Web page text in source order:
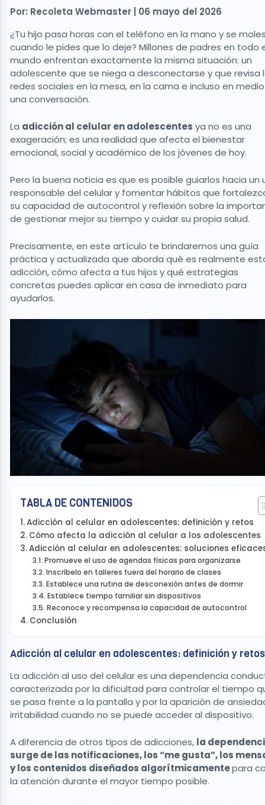
Por: Recoleta Webmaster | 06 mayo del 2026
¿Tu hijo pasa horas con el teléfono en la mano y se
cuando le pides que lo deje? Millones de padres en todo
mundo enfrentan exactamente la misma situación: un
adolescente que se niega a desconectarse y que revisa
redes sociales en la mesa, en la cama e incluso en
una conversación.
La adicción al celular en adolescentes ya no es una
exageración; es una realidad que afecta el bienestar
emocional, social y académico de los jóvenes de hoy.
Pero la buena noticia es que es posible guiarlos hacia un
responsable del celular y fomentar hábitos que
su capacidad de autocontrol y reflexión sobre la
de gestionar mejor su tiempo y cuidar su propia salud.
Precisamente, en este artículo te brindaremos una guía
práctica y actualizada que aborda qué es realmente
adicción, cómo afecta a tus hijos y qué estrategias
concretas puedes aplicar en casa de inmediato para
ayudarlos.
TABLA DE CONTENIDOS
Adicción al celular en adolescentes: definición y retos
Cómo afecta la adicción al celular a los adolescentes
Adicción al celular en adolescentes: soluciones
Promueve el uso de agendas físicas para organizarse
Inscríbelo en talleres fuera del horario de clases
Establece una rutina de desconexión antes de dormir
Establece tiempo familiar sin dispositivos
Reconoce y recompensa la capacidad de autocontrol
Conclusión
Adicción al celular en adolescentes: definición y
La adicción al uso del celular es una dependencia
caracterizada por la dificultad para controlar el tiempo
se pasa frente a la pantalla y por la aparición de
irritabilidad cuando no se puede acceder al dispositivo.
A diferencia de otros tipos de adicciones, la
surge de las notificaciones, los “me gusta”, los
y los contenidos diseñados algorítmicamentepara
la atención durante el mayor tiempo posible.